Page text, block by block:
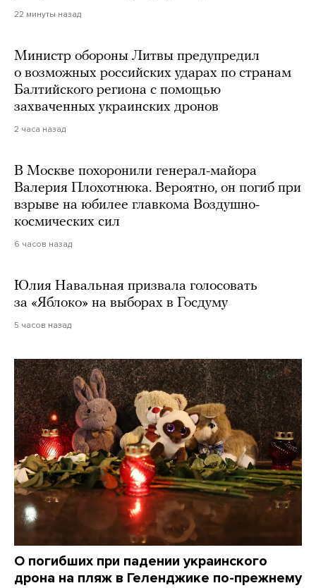
22 минуты назад
Министр обороны Литвы предупредил
о возможных российских ударах по странам
Балтийского региона с помощью
захваченных украинских дронов
2 часа назад
В Москве похоронили генерал-майора
Валерия Плохотнюка. Вероятно, он погиб при
взрыве на юбилее главкома Воздушно-
космических сил
6 часов назад
Юлия Навальная призвала голосовать
за «Яблоко» на выборах в Госдуму
5 часов назад
О погибших при падении украинского
дрона на пляж в Геленджике по-прежнему